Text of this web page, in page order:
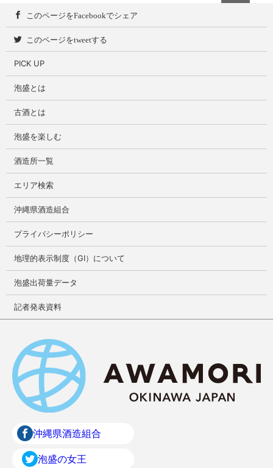
このページをFacebookでシェア
このページをtweetする
PICK UP
泡盛とは
古酒とは
泡盛を楽しむ
酒造所一覧
エリア検索
沖縄県酒造組合
プライバシーポリシー
地理的表示制度（GI）について
泡盛出荷量データ
記者発表資料
沖縄県酒造組合
泡盛の女王